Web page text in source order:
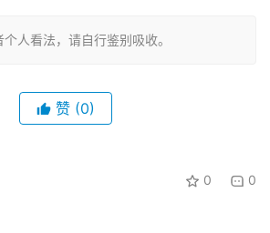
人看法，请自行鉴别吸收。
赞 (0)
0 0